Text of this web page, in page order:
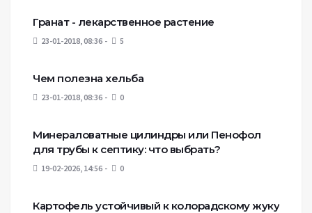
Гранат - лекарственное растение
23-01-2018, 08:36 5
Чем полезна хельба
23-01-2018, 08:36 0
Минераловатные цилиндры или Пенофол
для трубы к септику: что выбрать?
19-02-2026, 14:56 0
Картофель устойчивый к колорадскому жуку